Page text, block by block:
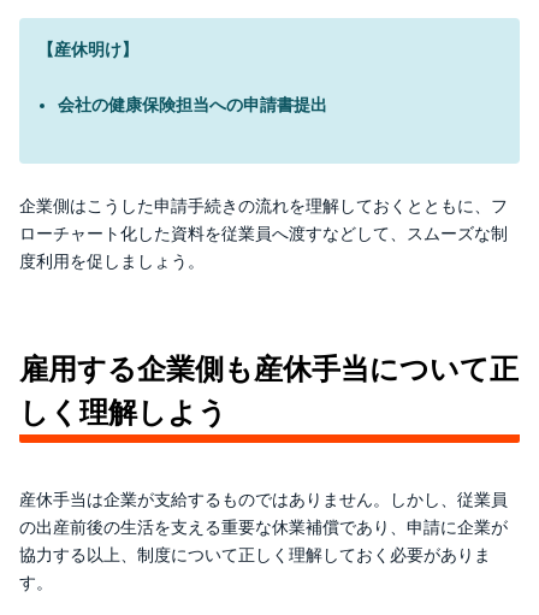
【産休明け】
会社の健康保険担当への申請書提出
企業側はこうした申請手続きの流れを理解しておくとともに、フ
ローチャート化した資料を従業員へ渡すなどして、スムーズな制
度利用を促しましょう。
雇用する企業側も産休手当について正
しく理解しよう
産休手当は企業が支給するものではありません。しかし、従業員
の出産前後の生活を支える重要な休業補償であり、申請に企業が
協力する以上、制度について正しく理解しておく必要がありま
す。